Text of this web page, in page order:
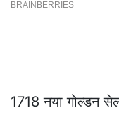
1718 नया गोल्डन